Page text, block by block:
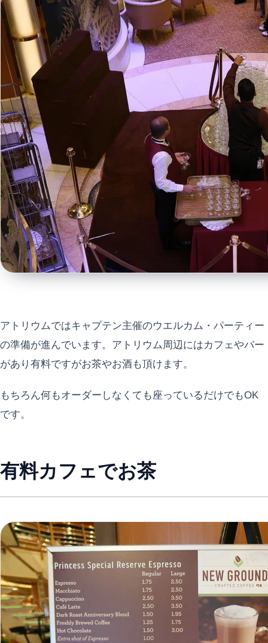
アトリウムではキャプテン主催のウエルカム・パーティー
の準備が進んでいます。アトリウム周辺にはカフェやバー
があり有料ですがお茶やお酒も頂けます。
もちろん何もオーダーしなくても座っているだけでもOK
です。
有料カフェでお茶